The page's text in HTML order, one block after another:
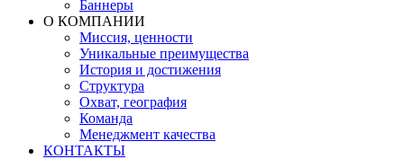
Баннеры
О КОМПАНИИ
Миссия, ценности
Уникальные преимущества
История и достижения
Структура
Охват, география
Команда
Менеджмент качества
КОНТАКТЫ